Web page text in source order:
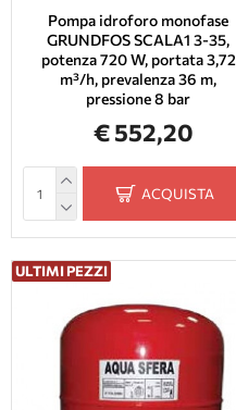
Pompa idroforo monofase
GRUNDFOS SCALA1 3-35,
potenza 720 W, portata 3,72
m³/h, prevalenza 36 m,
pressione 8 bar
€ 552,20
ACQUISTA
ULTIMI PEZZI